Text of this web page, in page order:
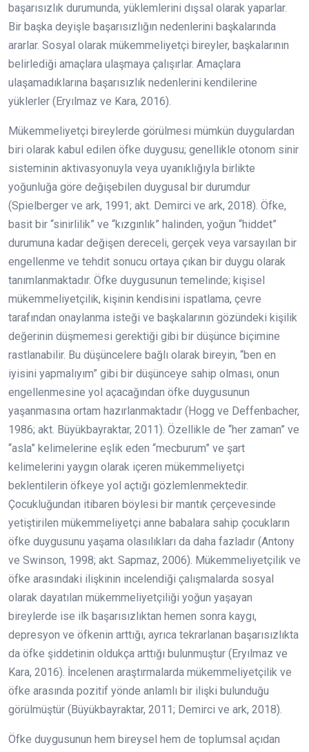
başarısızlık durumunda, yüklemlerini dışsal olarak yaparlar.
Bir başka deyişle başarısızlığın nedenlerini başkalarında
ararlar. Sosyal olarak mükemmeliyetçi bireyler, başkalarının
belirlediği amaçlara ulaşmaya çalışırlar. Amaçlara
ulaşamadıklarına başarısızlık nedenlerini kendilerine
yüklerler (Eryılmaz ve Kara, 2016).
Mükemmeliyetçi bireylerde görülmesi mümkün duygulardan
biri olarak kabul edilen öfke duygusu; genellikle otonom sinir
sisteminin aktivasyonuyla veya uyanıklığıyla birlikte
yoğunluğa göre değişebilen duygusal bir durumdur
(Spielberger ve ark, 1991; akt. Demirci ve ark, 2018). Öfke,
basit bir “sinirlilik” ve “kızgınlık” halinden, yoğun “hiddet”
durumuna kadar değişen dereceli, gerçek veya varsayılan bir
engellenme ve tehdit sonucu ortaya çıkan bir duygu olarak
tanımlanmaktadır. Öfke duygusunun temelinde; kişisel
mükemmeliyetçilik, kişinin kendisini ispatlama, çevre
tarafından onaylanma isteği ve başkalarının gözündeki kişilik
değerinin düşmemesi gerektiği gibi bir düşünce biçimine
rastlanabilir. Bu düşüncelere bağlı olarak bireyin, “ben en
iyisini yapmalıyım” gibi bir düşünceye sahip olması, onun
engellenmesine yol açacağından öfke duygusunun
yaşanmasına ortam hazırlanmaktadır (Hogg ve Deffenbacher,
1986; akt. Büyükbayraktar, 2011). Özellikle de “her zaman” ve
“asla” kelimelerine eşlik eden “mecburum” ve şart
kelimelerini yaygın olarak içeren mükemmeliyetçi
beklentilerin öfkeye yol açtığı gözlemlenmektedir.
Çocukluğundan itibaren böylesi bir mantık çerçevesinde
yetiştirilen mükemmeliyetçi anne babalara sahip çocukların
öfke duygusunu yaşama olasılıkları da daha fazladır (Antony
ve Swinson, 1998; akt. Sapmaz, 2006). Mükemmeliyetçilik ve
öfke arasındaki ilişkinin incelendiği çalışmalarda sosyal
olarak dayatılan mükemmeliyetçiliği yoğun yaşayan
bireylerde ise ilk başarısızlıktan hemen sonra kaygı,
depresyon ve öfkenin arttığı, ayrıca tekrarlanan başarısızlıkta
da öfke şiddetinin oldukça arttığı bulunmuştur (Eryılmaz ve
Kara, 2016). İncelenen araştırmalarda mükemmeliyetçilik ve
öfke arasında pozitif yönde anlamlı bir ilişki bulunduğu
görülmüştür (Büyükbayraktar, 2011; Demirci ve ark, 2018).
Öfke duygusunun hem bireysel hem de toplumsal açıdan